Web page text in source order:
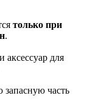
только при
.
для
часть